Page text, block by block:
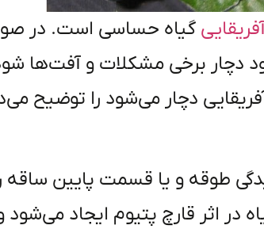
گیاه حساسی است. در
دچار برخی مشکلات و آفت‌ها
دچار می‌شود را توضیح
طوقه و یا قسمت پایین ساقه
اثر قارچ پتیوم ایجاد می‌شود